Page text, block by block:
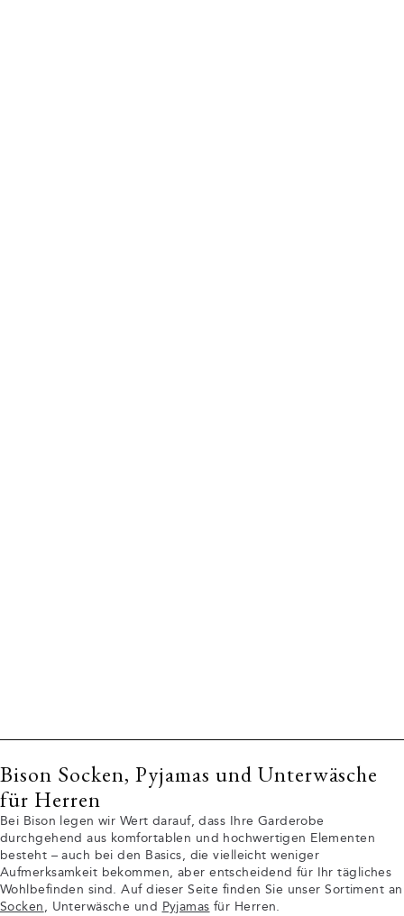
Bison Socken, Pyjamas und Unterwäsche
für Herren
Bei Bison legen wir Wert darauf, dass Ihre Garderobe
durchgehend aus komfortablen und hochwertigen Elementen
besteht – auch bei den Basics, die vielleicht weniger
Aufmerksamkeit bekommen, aber entscheidend für Ihr tägliches
Wohlbefinden sind. Auf dieser Seite finden Sie unser Sortiment an
Socken, Unterwäsche und Pyjamas für Herren.